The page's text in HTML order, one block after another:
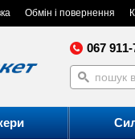
Обмін і повернення
067